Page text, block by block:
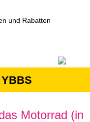
und Rabatten
Motorrad (in